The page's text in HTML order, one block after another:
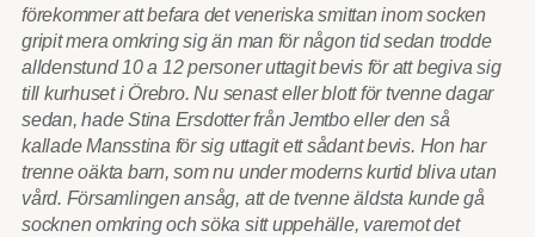
förekommer att befara det veneriska smittan inom socken
gripit mera omkring sig än man för någon tid sedan trodde
alldenstund 10 a 12 personer uttagit bevis för att begiva sig
till kurhuset i Örebro. Nu senast eller blott för tvenne dagar
sedan, hade Stina Ersdotter från Jemtbo eller den så
kallade Mansstina för sig uttagit ett sådant bevis. Hon har
trenne oäkta barn, som nu under moderns kurtid bliva utan
vård. Församlingen ansåg, att de tvenne äldsta kunde gå
socknen omkring och söka sitt uppehälle, varemot det